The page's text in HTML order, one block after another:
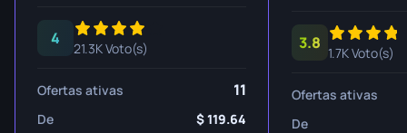
4
21.3K Voto(s)
Ofertas ativas 11
De 119.64
3.8
1.7K Voto(s)
Ofertas ativas
De